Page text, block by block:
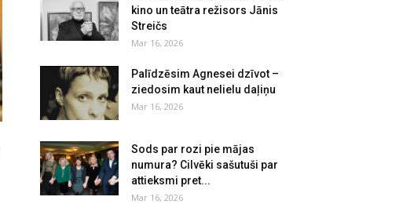
kino un teātra režisors Jānis
Streičs
Mar 16, 2026
Palīdzēsim Agnesei dzīvot –
ziedosim kaut nelielu daļiņu
Mar 16, 2026
Sods par rozi pie mājas
numura? Cilvēki sašutuši par
attieksmi pret...
Mar 16, 2026